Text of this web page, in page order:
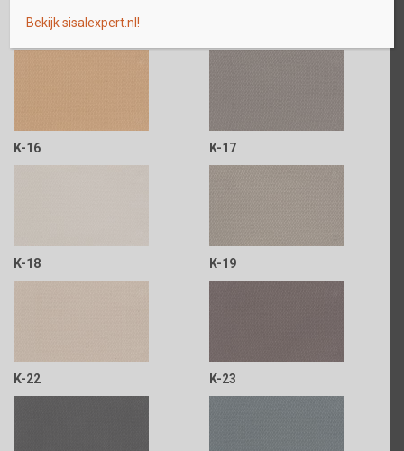
K-16 K-17
K-18 K-19
K-22 K-23
Bekijk sisalexpert.nl!